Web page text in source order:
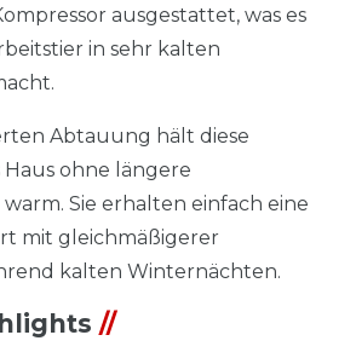
ausgestattet, was es
in sehr kalten
Abtauung hält diese
Haus ohne längere
Sie erhalten einfach eine
mit gleichmäßigerer
kalten Winternächten.
//